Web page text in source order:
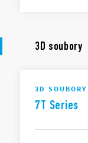
3D soubory
3D SOUBORY
7T Series